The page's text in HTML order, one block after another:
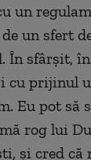
un sfert
În sfârşit,
cu prijinul
Eu pot să
rog lui
şi cred că